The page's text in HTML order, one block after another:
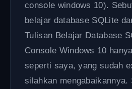
console windows 10).
belajar database SQLite
Tulisan Belajar Database
Console Windows 10
seperti saya, yang sudah
silahkan mengabaikannya.